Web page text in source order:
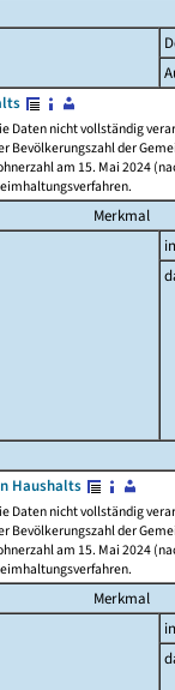
Daten nicht vollständig
Bevölkerungszahl der
am 15. Mai 2024
Merkmal
Haushalts
Daten nicht vollständig
Bevölkerungszahl der
am 15. Mai 2024
Merkmal